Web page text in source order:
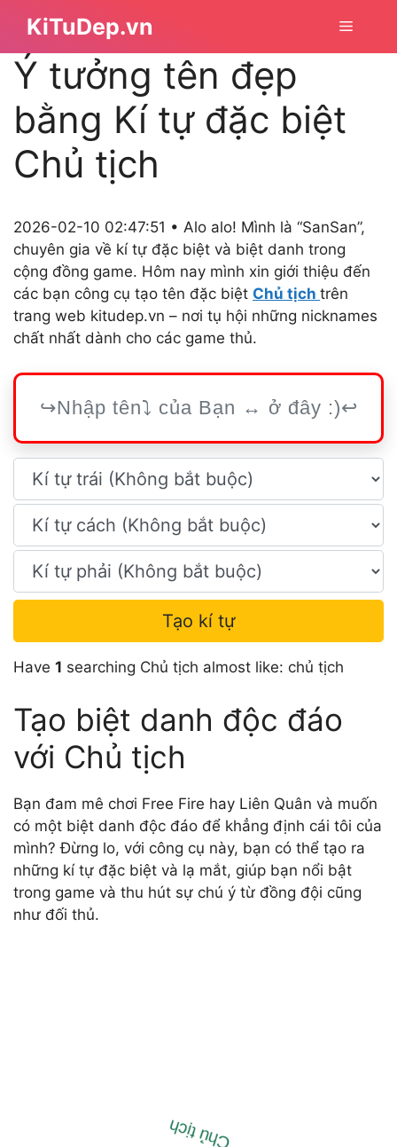
nội
dung
KiTuDep.vn Menu
Ý tưởng tên đẹp
bằng Kí tự đặc biệt
Chủ tịch
2026-02-10 02:47:51 • Alo alo! Mình là “SanSan”,
chuyên gia về kí tự đặc biệt và biệt danh trong
cộng đồng game. Hôm nay mình xin giới thiệu đến
các bạn công cụ tạo tên đặc biệt Chủ tịch trên
trang web kitudep.vn – nơi tụ hội những nicknames
chất nhất dành cho các game thủ.
Tạo kí tự
Have 1 searching Chủ tịch almost like: chủ tịch
Tạo biệt danh độc đáo
với Chủ tịch
Bạn đam mê chơi Free Fire hay Liên Quân và muốn
có một biệt danh độc đáo để khẳng định cái tôi của
mình? Đừng lo, với công cụ này, bạn có thể tạo ra
những kí tự đặc biệt và lạ mắt, giúp bạn nổi bật
trong game và thu hút sự chú ý từ đồng đội cũng
như đối thủ.